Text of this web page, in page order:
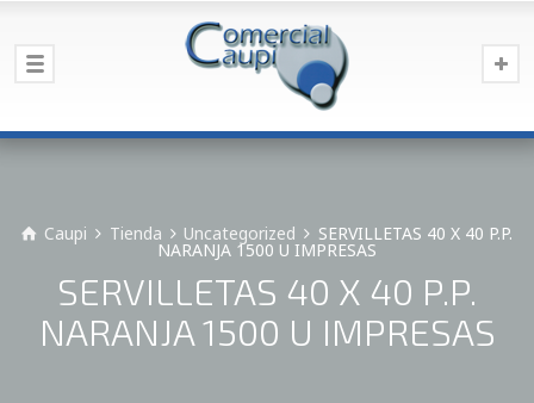
Caupi Tienda Uncategorized SERVILLETAS 40 X 40 P.P.
NARANJA 1500 U IMPRESAS
SERVILLETAS 40 X 40 P.P.
NARANJA 1500 U IMPRESAS